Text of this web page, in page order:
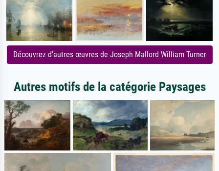
Découvrez d'autres œuvres de Joseph Mallord William Turner
Autres motifs de la catégorie Paysages